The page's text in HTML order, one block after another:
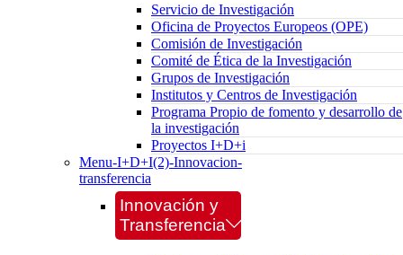
Servicio de Investigación
Oficina de Proyectos Europeos (OPE)
Comisión de Investigación
Comité de Ética de la Investigación
Grupos de Investigación
Institutos y Centros de Investigación
Programa Propio de fomento y desarrollo de
la investigación
Proyectos I+D+i
Menu-I+D+I(2)-Innovacion-
transferencia
Innovación y
Transferencia